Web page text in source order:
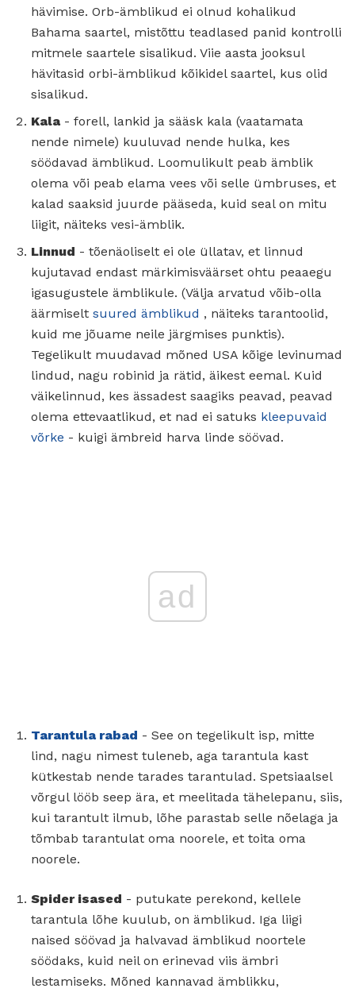
hävimise. Orb-ämblikud ei olnud kohalikud
Bahama saartel, mistõttu teadlased panid kontrolli
mitmele saartele sisalikud. Viie aasta jooksul
hävitasid orbi-ämblikud kõikidel saartel, kus olid
sisalikud.
Kala- forell, lankid ja sääsk kala (vaatamata
nende nimele) kuuluvad nende hulka, kes
söödavad ämblikud. Loomulikult peab ämblik
olema või peab elama vees või selle ümbruses, et
kalad saaksid juurde pääseda, kuid seal on mitu
liigit, näiteks vesi-ämblik.
Linnud - tõenäoliselt ei ole üllatav, et linnud
kujutavad endast märkimisväärset ohtu peaaegu
igasugustele ämblikule. (Välja arvatud võib-olla
äärmiselt suured ämblikud , näiteks tarantoolid,
kuid me jõuame neile järgmises punktis).
Tegelikult muudavad mõned USA kõige levinumad
lindud, nagu robinid ja rätid, äikest eemal. Kuid
väikelinnud, kes ässadest saagiks peavad, peavad
olema ettevaatlikud, et nad ei satuks kleepuvaid
võrke - kuigi ämbreid harva linde söövad.
ad
Tarantula rabad - See on tegelikult isp, mitte
lind, nagu nimest tuleneb, aga tarantula kast
kütkestab nende tarades tarantulad. Spetsiaalsel
võrgul lööb seep ära, et meelitada tähelepanu, siis,
kui tarantult ilmub, lõhe parastab selle nõelaga ja
tõmbab tarantulat oma noorele, et toita oma
noorele.
Spider isased - putukate perekond, kellele
tarantula lõhe kuulub, on ämblikud. Iga liigi
naised söövad ja halvavad ämblikud noortele
söödaks, kuid neil on erinevad viis ämbri
lestamiseks. Mõned kannavad ämblikku,